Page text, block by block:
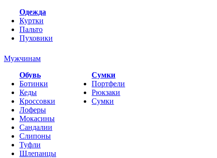
Одежда
Куртки
Пальто
Пуховики
Мужчинам
Обувь
Ботинки
Кеды
Кроссовки
Лоферы
Мокасины
Сандалии
Слипоны
Туфли
Шлепанцы
Сумки
Портфели
Рюкзаки
Сумки